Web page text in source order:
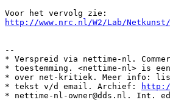
http://www.nrc.nl/W2/Lab/
--
* Verspreid via nettime-nl.
* toestemming. <nettime-nl> is
* over net-kritiek. Meer info:
* tekst v/d email. Archief:
* nettime-nl-owner@dds.nl. Int.